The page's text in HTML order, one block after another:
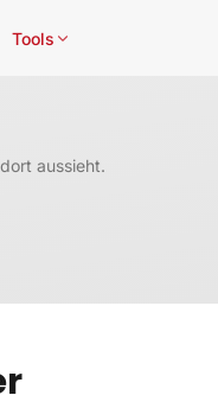
Tools
aussieht.